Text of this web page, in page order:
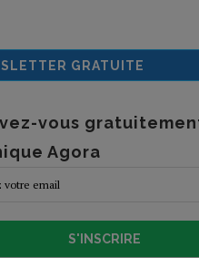
GRATUITE
vous
Agora
S'INSCRIRE